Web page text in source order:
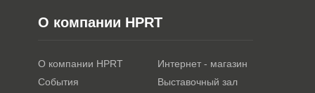
О компании HPRT
О компании HPRT
Интернет - магазин
События
Выставочный зал